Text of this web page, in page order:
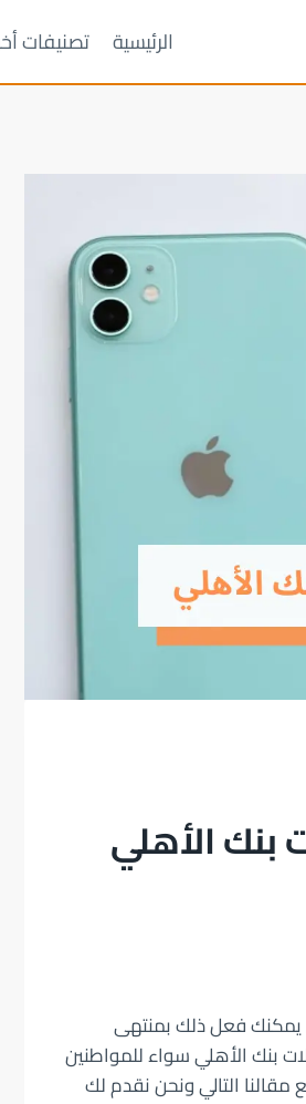
الرئيسية تصنيفات
الأهلي
يمكنك فعل ذلك بمنتهى
بنك الأهلي سواء للمواطنين
التالي ونحن نقدم لك